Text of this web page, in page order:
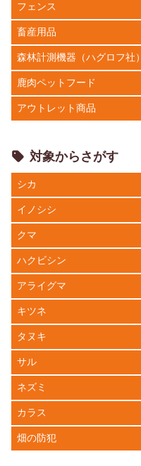
フェンス
畜産用品
森林計測機器（ハグロフ社）
鹿肉ペットフード
アウトレット商品
対象からさがす
シカ
イノシシ
クマ
ハクビシン
アライグマ
キツネ
タヌキ
サル
ネズミ
カラス
畑の防犯